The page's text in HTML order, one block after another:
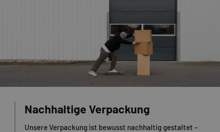
Nachhaltige Verpackung
Unsere Verpackung ist bewusst nachhaltig gestaltet –